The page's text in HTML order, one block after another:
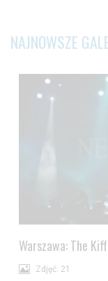
NAJNOWSZE
Warszawa: The
Zdjęć: 21